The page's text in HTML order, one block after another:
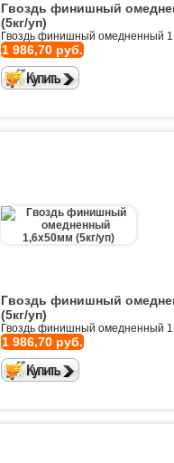
Гвоздь финишный
(5кг/уп)
Гвоздь финишный омедненный
1 986,70 руб.
Гвоздь финишный
(5кг/уп)
Гвоздь финишный омедненный
1 986,70 руб.